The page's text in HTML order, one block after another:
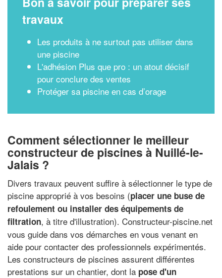
travaux
Les produits à ne surtout pas utiliser dans
une piscine
L'adhésion Plus que pro : un atout décisif
pour conclure des ventes
Protéger sa piscine en cas d’orage
Comment sélectionner le meilleur
constructeur de piscines à Nuillé-le-
Jalais ?
Divers travaux peuvent suffire à sélectionner le type de
piscine approprié à vos besoins (placer une buse de
refoulement ou installer des équipements de
filtration, à titre d'illustration). Constructeur-piscine.net
vous guide dans vos démarches en vous venant en
aide pour contacter des professionnels expérimentés.
Les constructeurs de piscines assurent différentes
prestations sur un chantier, dont la pose d'un